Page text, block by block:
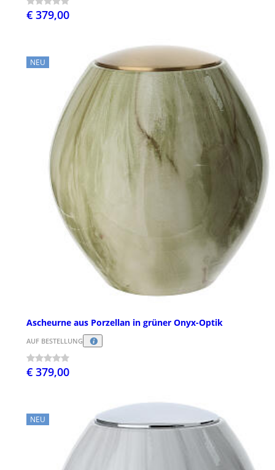
€ 379,00
NEU
Ascheurne aus Porzellan in grüner Onyx-Optik
AUF BESTELLUNG
€ 379,00
NEU